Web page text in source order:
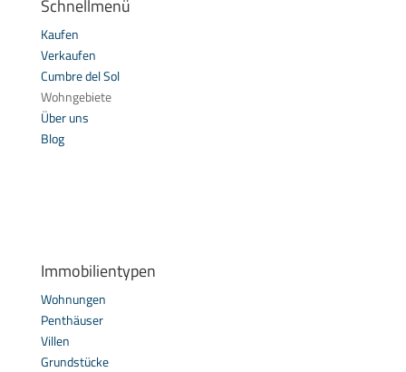
Schnellmenü
Kaufen
Verkaufen
Cumbre del Sol
Wohngebiete
Über uns
Blog
Immobilientypen
Wohnungen
Penthäuser
Villen
Grundstücke